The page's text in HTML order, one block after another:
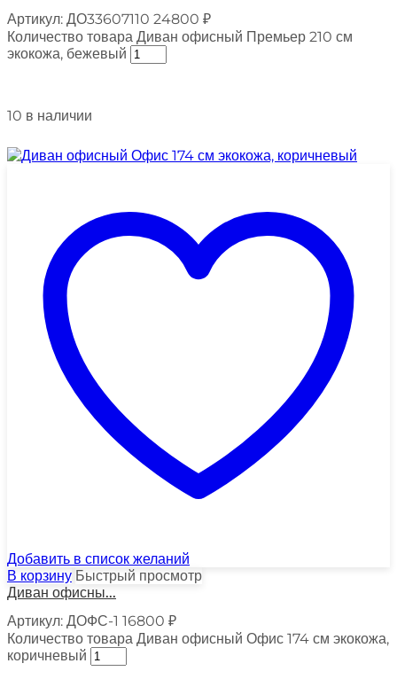
Артикул: ДО33607110 24800 ₽
Количество товара Диван офисный Премьер 210 см
экокожа, бежевый
10 в наличии
Добавить в список желаний
В корзину Быстрый просмотр
Диван офисны...
Артикул: ДОФС-1 16800 ₽
Количество товара Диван офисный Офис 174 см экокожа,
коричневый